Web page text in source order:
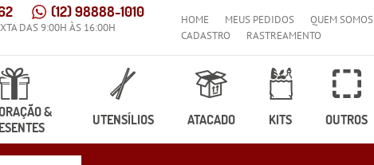
(12)98888-1010
DAS 9:00H ÀS 16:00H
HOME MEUS PEDIDOS QUEM SOMOS
CADASTRO
RASTREAMENTO
&
UTENSÍLIOS ATACADO KITS OUTROS